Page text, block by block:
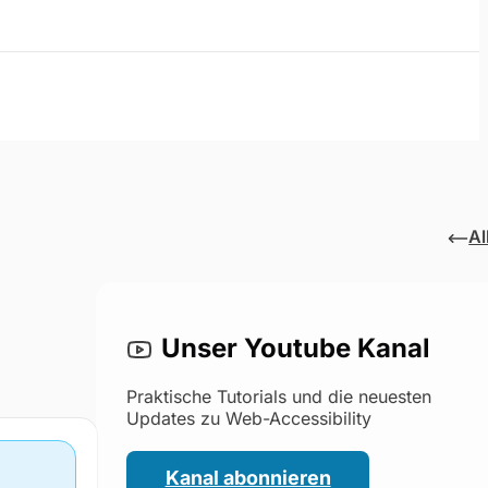
Unser Youtube Kanal
Praktische Tutorials und die neuesten
Updates zu Web-Accessibility
Kanal abonnieren